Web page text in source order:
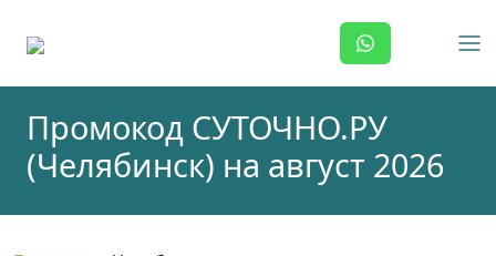
Промокод СУТОЧНО.РУ
(Челябинск) на август 2026